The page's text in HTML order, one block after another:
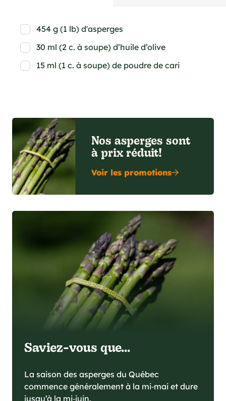
454 g (1 lb) d'asperges
30 ml (2 c. à soupe) d’huile d’olive
15 ml (1 c. à soupe) de poudre de cari
Nos asperges sont
à prix réduit!
Voir les promotions
Saviez-vous que...
La saison des asperges du Québec
commence généralement à la mi‑mai et dure
jusqu’à la mi‑juin.